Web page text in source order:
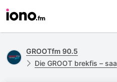
GROOTfm 90.5
Die GROOT brekfis – saam met Ruben en Charonike